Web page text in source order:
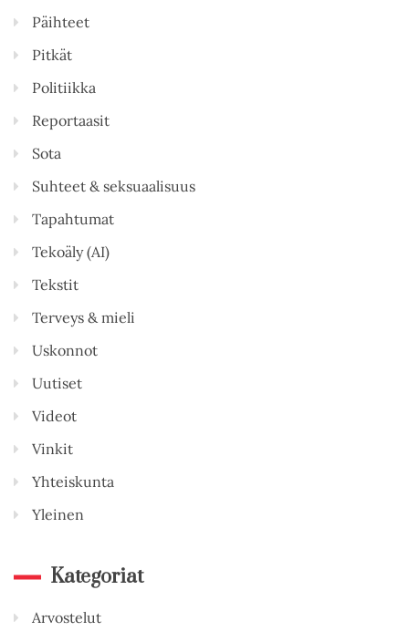
Päihteet
Pitkät
Politiikka
Reportaasit
Sota
Suhteet & seksuaalisuus
Tapahtumat
Tekoäly (AI)
Tekstit
Terveys & mieli
Uskonnot
Uutiset
Videot
Vinkit
Yhteiskunta
Yleinen
Kategoriat
Arvostelut